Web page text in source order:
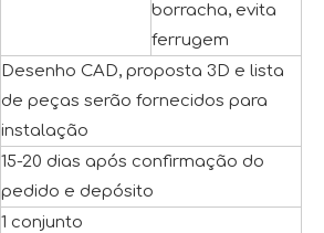
borracha, evita
ferrugem
Desenho CAD, proposta 3D e lista
de peças serão fornecidos para
instalação
15-20 dias após confirmação do
pedido e depósito
1 conjunto